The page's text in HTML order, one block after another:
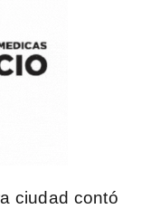
ciudad contó